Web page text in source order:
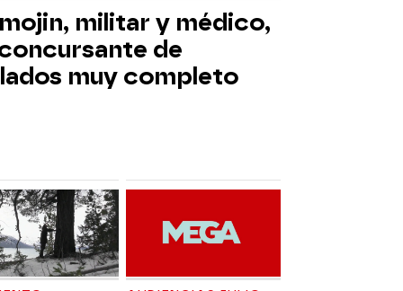
militar y médico,
de
muy completo